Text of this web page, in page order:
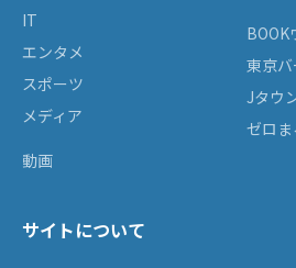
IT
エンタメ
スポーツ
メディア
動画
BOOK
東京
Jタウ
ゼロま
サイトについて